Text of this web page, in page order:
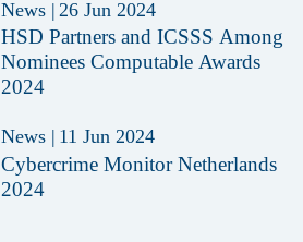
News | 26 Jun 2024
HSD Partners and ICSSS Among
Nominees Computable Awards
2024
News | 11 Jun 2024
Cybercrime Monitor Netherlands
2024